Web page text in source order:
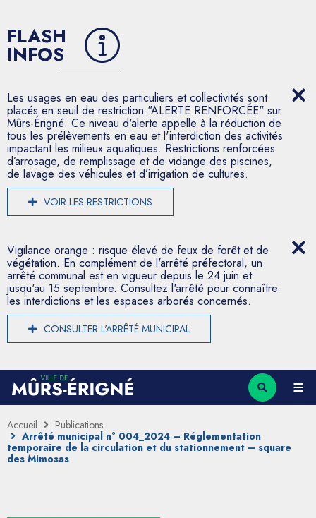
FLASH
INFOS
Les usages en eau des particuliers et collectivités sont
placés en seuil de restriction "ALERTE RENFORCÉE" sur
Mûrs-Érigné. Ce niveau d'alerte appelle à la réduction de
tous les prélèvements en eau et l'interdiction des activités
impactant les milieux aquatiques. Restrictions renforcées
d’arrosage, de remplissage et de vidange des piscines,
de lavage des véhicules et d’irrigation de cultures.
VOIR LES RESTRICTIONS
Vigilance orange : risque élevé de feux de forêt et de
végétation. En complément de l'arrêté préfectoral, un
arrêté communal est en vigueur depuis le 24 juin et
jusqu'au 15 septembre. Consultez l'arrêté pour connaître
les interdictions et les espaces arborés concernés.
CONSULTER L'ARRÊTÉ MUNICIPAL
Accueil
Publications
Arrêté municipal n° 004_2024 – Réglementation
temporaire de la circulation et du stationnement – square
des Mimosas